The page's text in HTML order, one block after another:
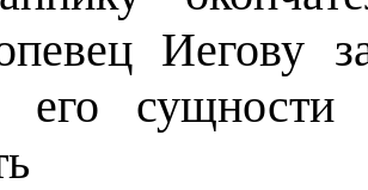
Иегову
его сущности